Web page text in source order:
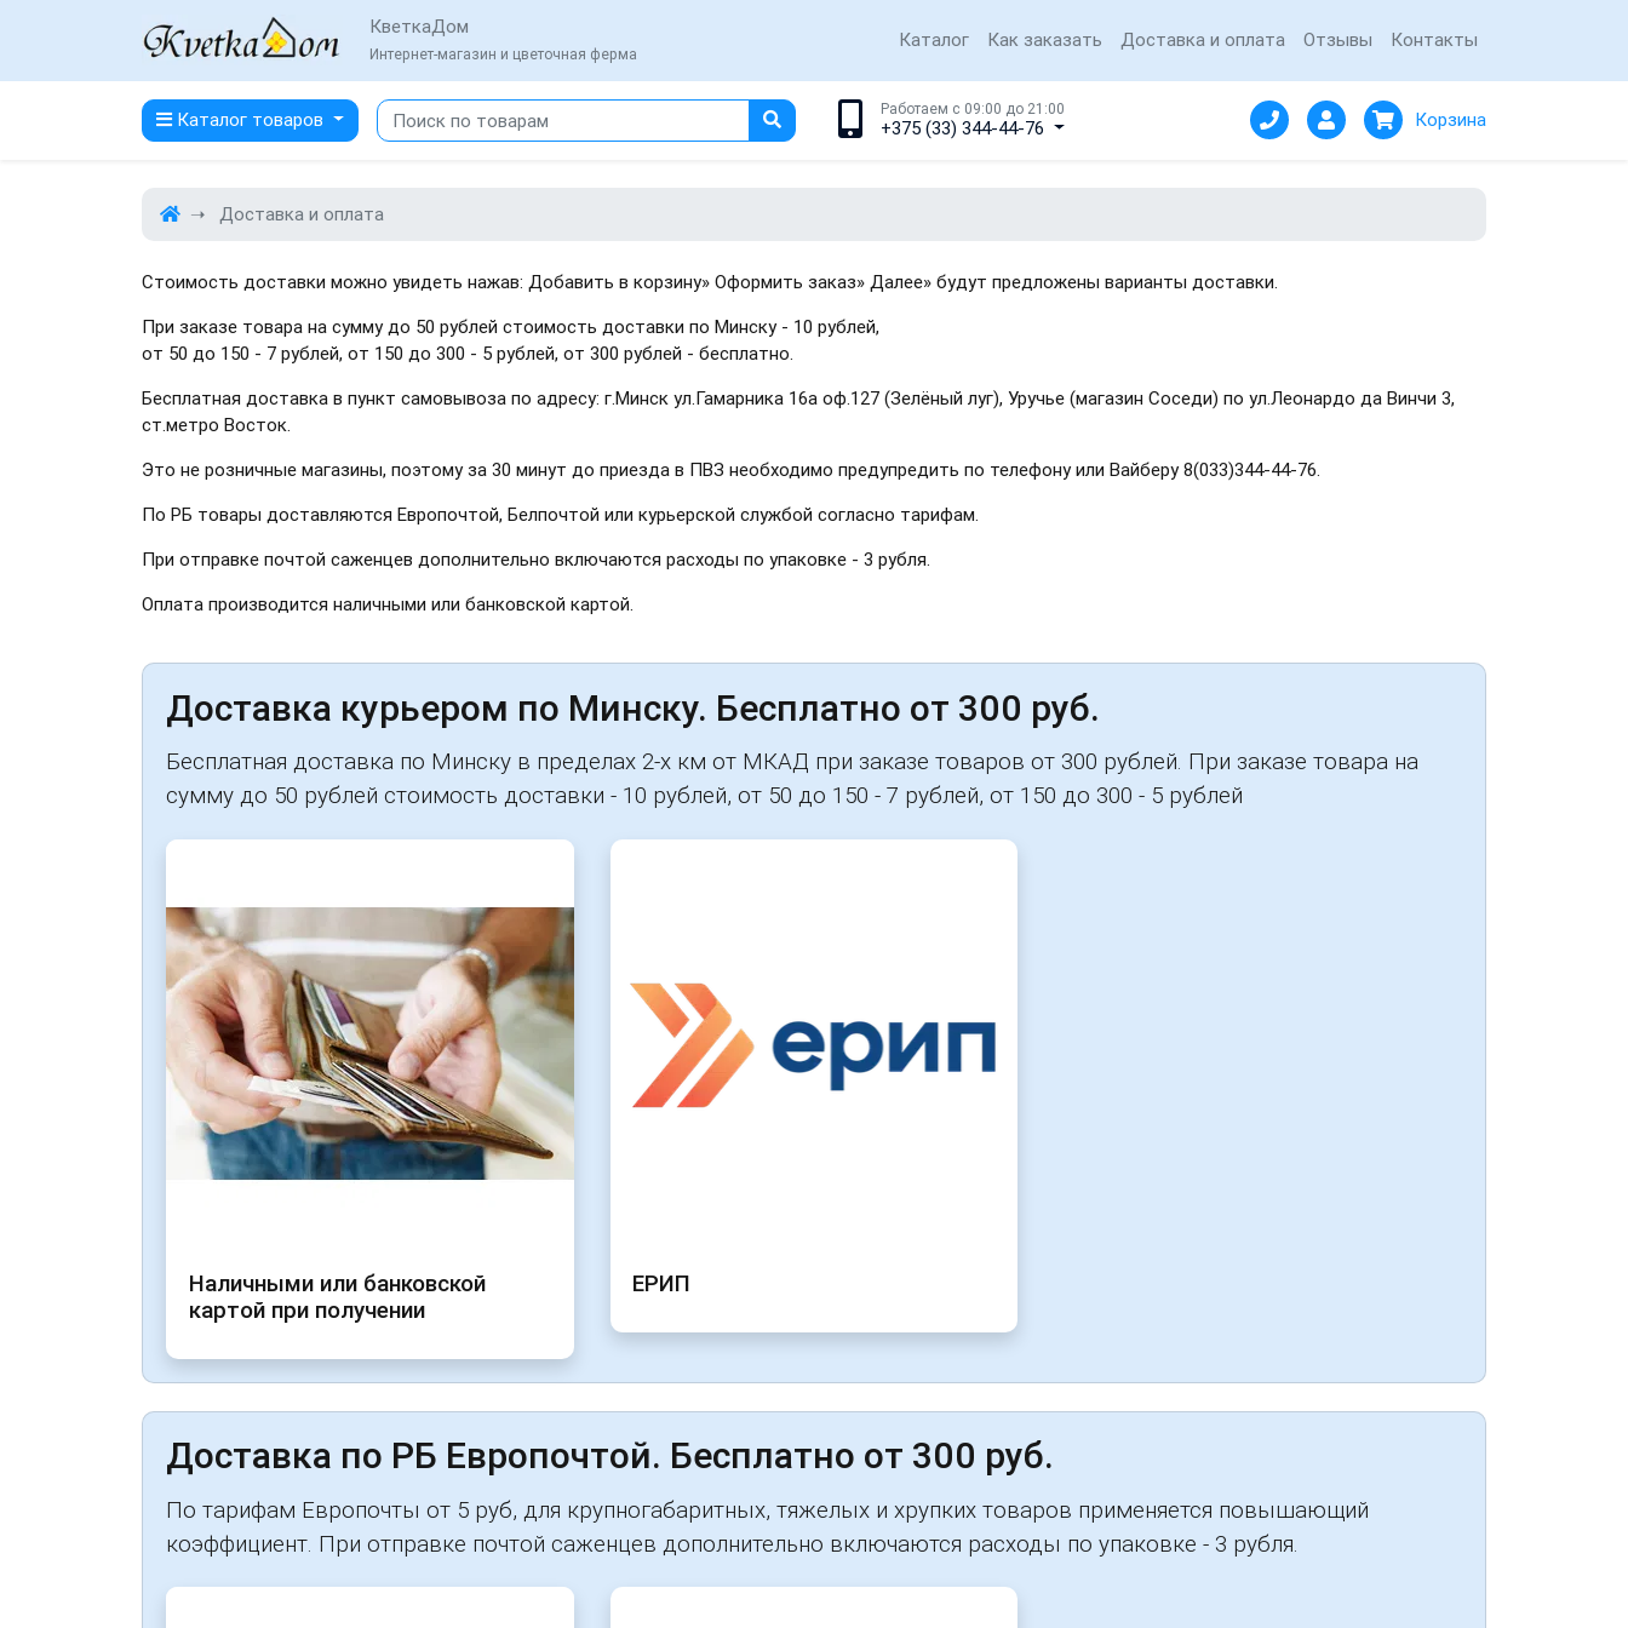
КветкаДом
Интернет-магазин и цветочная ферма
Каталог Как заказать Доставка и оплата Отзывы Контакты
Каталог товаров Работаем с 09:00 до 21:00
+375 (33) 344-44-76 Корзина
Доставка и оплата
Стоимость доставки можно увидеть нажав: Добавить в корзину» Оформить заказ» Далее» будут предложены варианты доставки.
При заказе товара на сумму до 50 рублей стоимость доставки по Минску - 10 рублей,
от 50 до 150 - 7 рублей, от 150 до 300 - 5 рублей, от 300 рублей - бесплатно.
Бесплатная доставка в пункт самовывоза по адресу: г.Минск ул.Гамарника 16а оф.127 (Зелёный луг), Уручье (магазин Соседи) по ул.Леонардо да Винчи 3,
ст.метро Восток.
Это не розничные магазины, поэтому за 30 минут до приезда в ПВЗ необходимо предупредить по телефону или Вайберу 8(033)344-44-76.
По РБ товары доставляются Европочтой, Белпочтой или курьерской службой согласно тарифам.
При отправке почтой саженцев дополнительно включаются расходы по упаковке - 3 рубля.
Оплата производится наличными или банковской картой.
Доставка курьером по Минску. Бесплатно от 300 руб.
Бесплатная доставка по Минску в пределах 2-х км от МКАД при заказе товаров от 300 рублей. При заказе товара на
сумму до 50 рублей стоимость доставки - 10 рублей, от 50 до 150 - 7 рублей, от 150 до 300 - 5 рублей
Наличными или банковской
картой при получении
ЕРИП
Доставка по РБ Европочтой. Бесплатно от 300 руб.
По тарифам Европочты от 5 руб, для крупногабаритных, тяжелых и хрупких товаров применяется повышающий
коэффициент. При отправке почтой саженцев дополнительно включаются расходы по упаковке - 3 рубля.